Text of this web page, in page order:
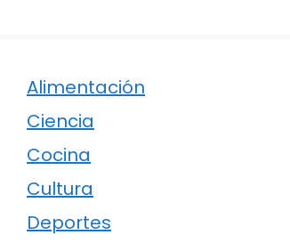
Alimentación
Ciencia
Cocina
Cultura
Deportes